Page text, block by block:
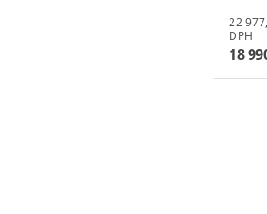
22 977,90
DPH
18